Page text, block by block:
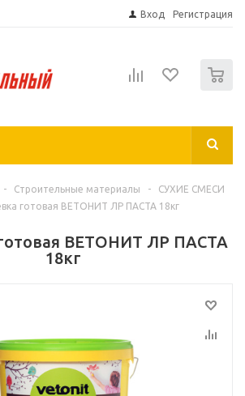
Вход Регистрация
- Строительные материалы -
СУХИЕ СМЕСИ
готовая ВЕТОНИТ ЛР ПАСТА 18кг
ВЕТОНИТ ЛР ПАСТА
18кг